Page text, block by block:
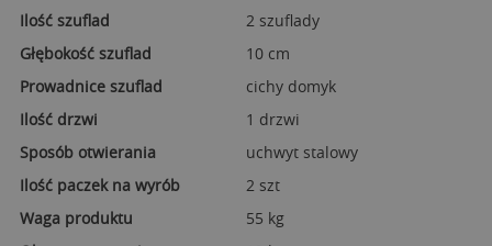
Ilość szuflad
2 szuflady
Głębokość szuflad
10 cm
Prowadnice szuflad
cichy domyk
Ilość drzwi
1 drzwi
Sposób otwierania
uchwyt stalowy
Ilość paczek na wyrób
2 szt
Waga produktu
55 kg